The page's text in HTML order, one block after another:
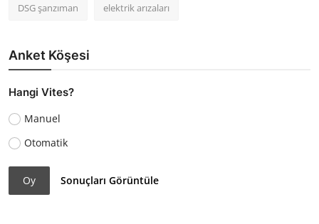
DSG şanzıman elektrik arızaları
Anket Köşesi
Hangi Vites?
Manuel
Otomatik
Oy Sonuçları Görüntüle